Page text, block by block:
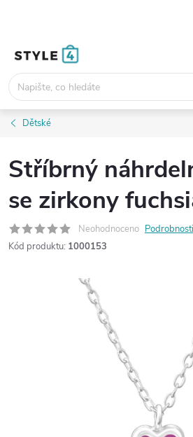
Dětské
Stříbrný
se zirkony
Neohodnoceno
Kód produktu: 1000153